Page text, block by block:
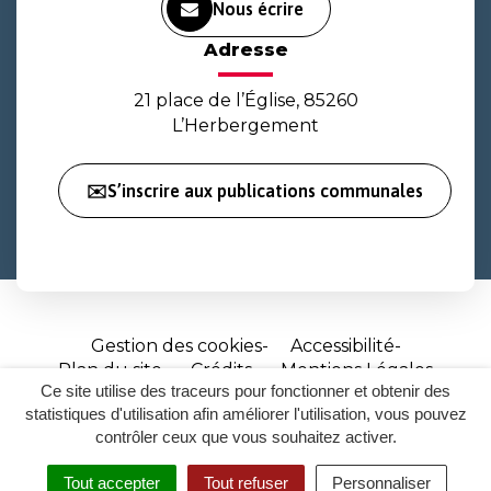
Ce site utilise des traceurs pour fonctionner et obtenir des
statistiques d'utilisation afin améliorer l'utilisation, vous pouvez
contrôler ceux que vous souhaitez activer.
Tout accepter Tout refuser Personnaliser
Nous écrire
Adresse
21 place de l’Église, 85260
L’Herbergement
✉️S’inscrire aux publications communales
Gestion des cookies
Accessibilité
Plan du site
Crédits
Mentions Légales
Site
réalisé
par
Inovagora